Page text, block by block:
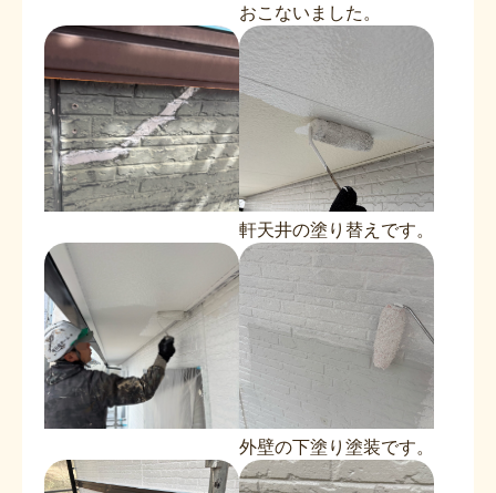
おこないました。
軒天井の塗り替えです。
外壁の下塗り塗装です。